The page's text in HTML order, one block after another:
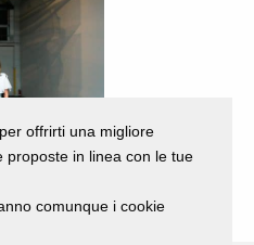
offrirti una migliore
proposte in linea con le tue
comunque i cookie